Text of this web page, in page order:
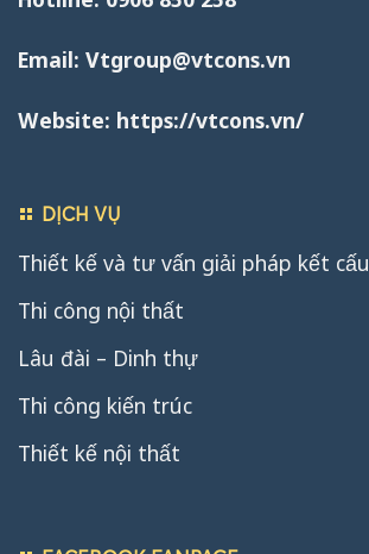
Email: Vtgroup@vtcons.vn
Website: https://vtcons.vn/
DỊCH VỤ
Thiết kế và tư vấn giải pháp kết cấu
Thi công nội thất
Lâu đài – Dinh thự
Thi công kiến trúc
Thiết kế nội thất